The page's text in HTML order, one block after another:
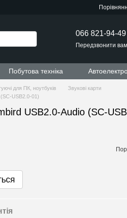
066 821-94-49
Передзвонити
Побутова техніка
для ПК, ноутбуків
Звукові карти
USB2.0-01)
USB2.0-Audio (SC-